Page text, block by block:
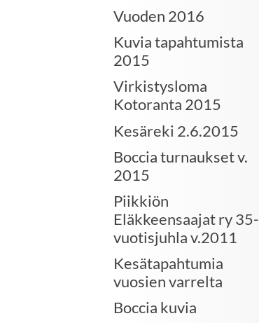
Vuoden 2016
Kuvia tapahtumista
2015
Virkistysloma
Kotoranta 2015
Kesäreki 2.6.2015
Boccia turnaukset v.
2015
Piikkiön
Eläkkeensaajat ry 35-
vuotisjuhla v.2011
Kesätapahtumia
vuosien varrelta
Boccia kuvia